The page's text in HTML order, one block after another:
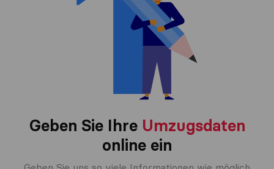
Geben Sie Ihre Umzugsdaten
online ein